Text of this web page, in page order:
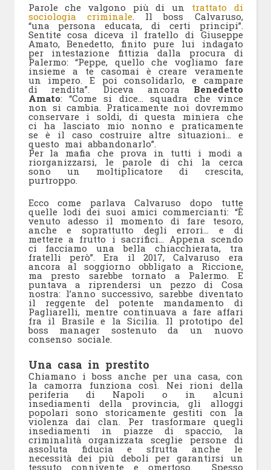
Parole che valgono più di un trattato di
sociologia criminale. Il boss Calvaruso,
“una persona educata, di certi principi”.
Sentite cosa diceva il fratello di Giuseppe
Amato, Benedetto, finito pure lui indagato
per intestazione fittizia dalla procura di
Palermo: “Peppe, quello che vogliamo fare
insieme a te casomai è creare veramente
un impero. E poi consolidarlo, e campare
di rendita”. Diceva ancora Benedetto
Amato: “Come si dice… squadra che vince
non si cambia. Praticamente noi dovremmo
conservare i soldi, di questa miniera che
ci ha lasciato mio nonno e praticamente
se è il caso costruire altre situazioni… e
questo mai abbandonarlo”.
Per la mafia che prova in tutti i modi a
riorganizzarsi, le parole di chi la cerca
sono un moltiplicatore di crescita,
purtroppo.
Ecco come parlava Calvaruso dopo tutte
quelle lodi dei suoi amici commercianti: “È
venuto adesso il momento di fare tesoro,
anche e soprattutto degli errori… e di
mettere a frutto i sacrifici… Appena scendo
ci facciamo una bella chiacchierata, tra
fratelli però”. Era il 2017, Calvaruso era
ancora al soggiorno obbligato a Riccione,
ma presto sarebbe tornato a Palermo. E
puntava a riprendersi un pezzo di Cosa
nostra: l’anno successivo, sarebbe diventato
il reggente del potente mandamento di
Pagliarelli, mentre continuava a fare affari
fra il Brasile e la Sicilia. Il prototipo del
boss manager sostenuto da un nuovo
consenso sociale.
Una casa in prestito
Chiamano i boss anche per una casa, con
la camorra funziona così. Nei rioni della
periferia di Napoli o in alcuni
insediamenti della provincia, gli alloggi
popolari sono storicamente gestiti con la
violenza dai clan. Per trasformare quegli
insediamenti in piazze di spaccio, la
criminalità organizzata sceglie persone di
assoluta fiducia e sfrutta anche le
necessità dei più deboli per garantirsi un
tessuto connivente e omertoso. Spesso